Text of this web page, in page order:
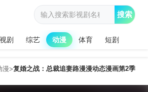
剧 综艺 动漫 体育 短剧
搜索
漫>复婚之战：总裁追妻路漫漫动态漫画第2季